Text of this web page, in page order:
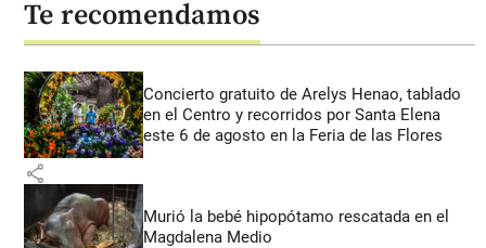
Te recomendamos
Concierto gratuito de Arelys Henao, tablado
en el Centro y recorridos por Santa Elena
este 6 de agosto en la Feria de las Flores
share
Murió la bebé hipopótamo rescatada en el
Magdalena Medio